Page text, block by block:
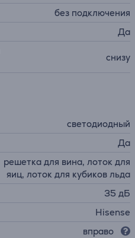
без подключения
Да
снизу
светодиодный
Да
решетка для вина, лоток для
яиц, лоток для кубиков льда
35 дБ
Hisense
вправо